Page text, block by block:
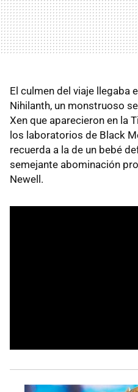
El culmen del viaje llegaba
Nihilanth, un monstruoso
Xen que aparecieron en la
los laboratorios de Black
recuerda a la de un bebé
semejante abominación
Newell.